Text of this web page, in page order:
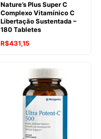
Nature’s Plus Super C
Complexo Vitamínico C
Libertação Sustentada –
180 Tabletes
R$431,15